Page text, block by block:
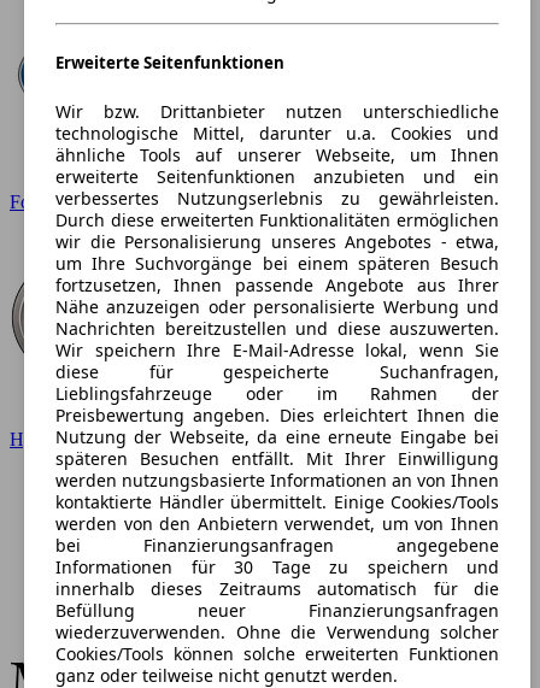
Ford
Hyundai
Erweiterte Seitenfunktionen
Wir bzw. Drittanbieter nutzen unterschiedliche
technologische Mittel, darunter u.a. Cookies und
ähnliche Tools auf unserer Webseite, um Ihnen
erweiterte Seitenfunktionen anzubieten und ein
verbessertes Nutzungserlebnis zu gewährleisten.
Durch diese erweiterten Funktionalitäten ermöglichen
wir die Personalisierung unseres Angebotes - etwa,
um Ihre Suchvorgänge bei einem späteren Besuch
fortzusetzen, Ihnen passende Angebote aus Ihrer
Nähe anzuzeigen oder personalisierte Werbung und
Nachrichten bereitzustellen und diese auszuwerten.
Wir speichern Ihre E-Mail-Adresse lokal, wenn Sie
diese für gespeicherte Suchanfragen,
Lieblingsfahrzeuge oder im Rahmen der
Preisbewertung angeben. Dies erleichtert Ihnen die
Nutzung der Webseite, da eine erneute Eingabe bei
späteren Besuchen entfällt. Mit Ihrer Einwilligung
werden nutzungsbasierte Informationen an von Ihnen
kontaktierte Händler übermittelt. Einige Cookies/Tools
werden von den Anbietern verwendet, um von Ihnen
bei Finanzierungsanfragen angegebene
Informationen für 30 Tage zu speichern und
innerhalb dieses Zeitraums automatisch für die
Befüllung neuer Finanzierungsanfragen
wiederzuverwenden. Ohne die Verwendung solcher
Cookies/Tools können solche erweiterten Funktionen
ganz oder teilweise nicht genutzt werden.